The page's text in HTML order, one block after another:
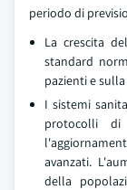
periodo di
La crescita
standard
pazienti e
I sistemi
protocolli di
avanzati.
della